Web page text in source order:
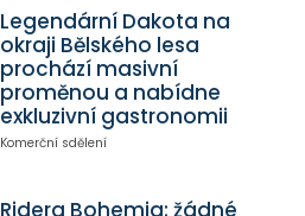
Legendární Dakota na
okraji Bělského lesa
prochází masivní
proměnou a nabídne
exkluzivní gastronomii
Komerční sdělení